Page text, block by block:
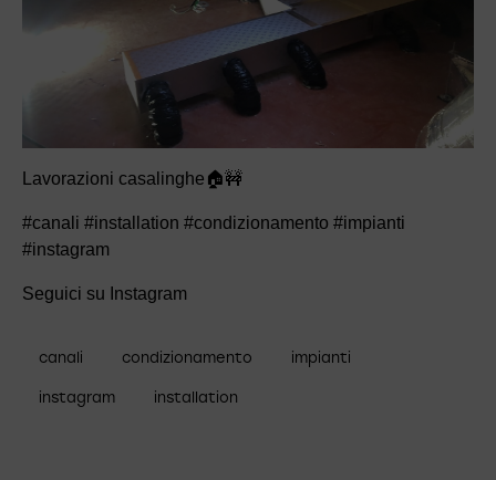
Lavorazioni casalinghe🏠🚧
#canali #installation #condizionamento #impianti
#instagram
Seguici su Instagram
canali condizionamento impianti
instagram installation